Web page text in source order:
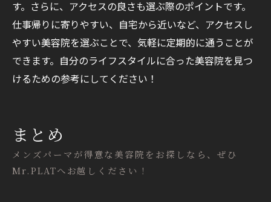
す。さらに、アクセスの良さも選ぶ際のポイントです。
仕事帰りに寄りやすい、自宅から近いなど、アクセスし
やすい美容院を選ぶことで、気軽に定期的に通うことが
できます。自分のライフスタイルに合った美容院を見つ
けるための参考にしてください！
まとめ
メンズパーマが得意な美容院をお探しなら、ぜひ
Mr.PLATへお越しください！